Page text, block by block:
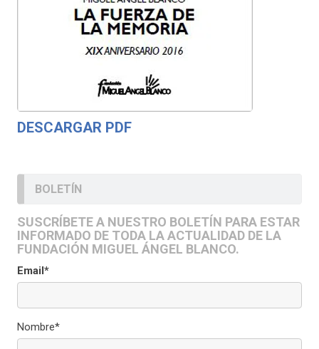
DESCARGAR PDF
BOLETÍN
SUSCRÍBETE A NUESTRO BOLETÍN PARA ESTAR
INFORMADO DE TODA LA ACTUALIDAD DE LA
FUNDACIÓN MIGUEL ÁNGEL BLANCO.
Email*
Nombre*